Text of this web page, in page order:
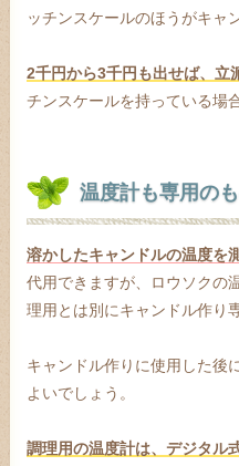
ッチンスケールのほうがキャ
2千円から3千円も出せば、立
チンスケールを持っている場
温度計も専用の
溶かしたキャンドルの温度を
代用できますが、ロウソクの
理用とは別にキャンドル作り
キャンドル作りに使用した後
よいでしょう。
調理用の温度計は、デジタル